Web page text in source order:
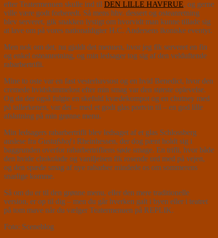
efter Teatermenuen skulle ind til DEN LILLE HAVFRUE, og gerne
ville være godt forberedt. Så mens hhv. dessert og osteanretning
blev serveret, gik snakken lystigt om hvorvidt man kunne tillade sig
at lave om på vores nationaldigter H.C. Andersens ikoniske eventyr.
Men nok om det, nu gjaldt det menuen, hvor jeg fik serveret en fin
og enkel osteanretning, og min ledsager tog sig af den velduftende
rabarbertrifli.
Mine to oste var en fast vesterhavsost og en hvid Benedict, hvor den
cremede hvidskimmelost efter min smag var den største oplevelse.
Og da der også fulgte en skefuld kvædekompot og en chutney med
på tallerkenen, var det – med et godt glas portvin til – en god lille
afslutning på min grønne menu.
Min ledsagers rabarbertrifli blev ledsaget af et glas Schlossberg
auslese fra Gustafshofi Rheinhessen, der dog pænt holdt sig i
baggrunden overfor rabarbertrifliens søde smage. En trifli, hvor både
den hvide chokolade og vaniljeisen fik rosende ord med på vejen,
og den spæde smag af nye rabarber mindede os om sommerens
snarlige komme.
Så om du er til den grønne menu, eller den mere traditionelle
version, er op til dig – men du går hverken galt i byen eller i teatret
på tom mave når du vælger Teatermenuen på REPLIK.
Foto: Sceneblog